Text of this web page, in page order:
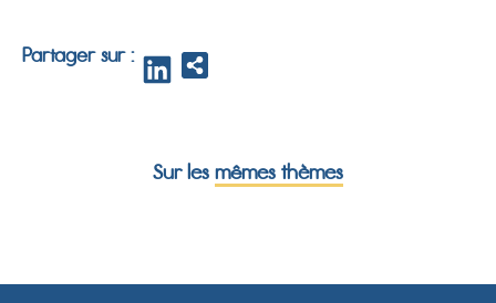
Partager sur :
Sur les mêmes thèmes